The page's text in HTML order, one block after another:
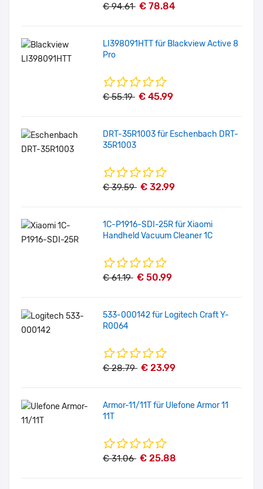
€ 94.61 € 78.84
LI398091HTT für Blackview Active 8
Pro
€ 55.19 € 45.99
DRT-35R1003 für Eschenbach DRT-
35R1003
€ 39.59 € 32.99
1C-P1916-SDI-25R für Xiaomi
Handheld Vacuum Cleaner 1C
€ 61.19 € 50.99
533-000142 für Logitech Craft Y-
R0064
€ 28.79 € 23.99
Armor-11/11T für Ulefone Armor 11
11T
€ 31.06 € 25.88